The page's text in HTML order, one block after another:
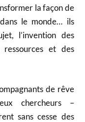
la façon de
le monde… ils
l’invention des
ressources et des
de rêve
chercheurs –
sans cesse des